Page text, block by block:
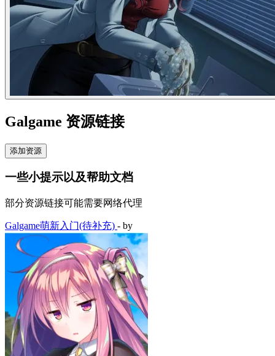
Galgame 资源链接
添加资源
一些小提示以及帮助文档
部分资源链接可能需要网络代理
Galgame萌新入门(待补充) - by